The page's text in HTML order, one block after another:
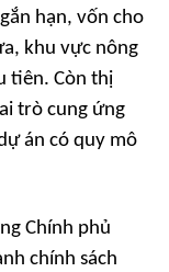
hạn, vốn cho
khu vực nông
tiên. Còn thị
trò cung ứng
án có quy mô
Chính phủ
chính sách